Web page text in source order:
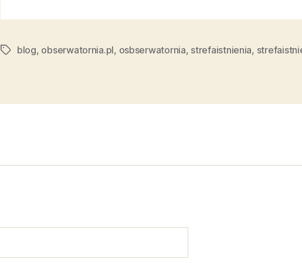
Tagiblog, obserwatornia.pl, osbserwatornia, strefaistnienia,